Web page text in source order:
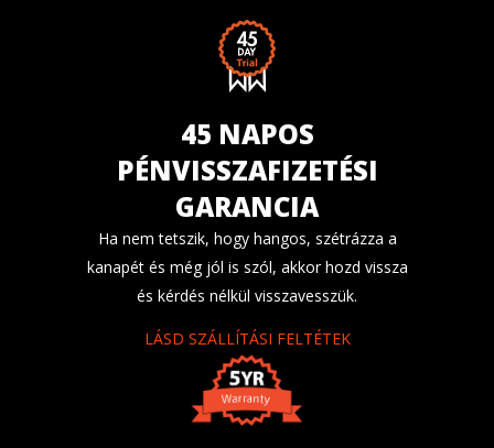
45 NAPOS
PÉNVISSZAFIZETÉSI
GARANCIA
Ha nem tetszik, hogy hangos, szétrázza a
kanapét és még jól is szól, akkor hozd vissza
és kérdés nélkül visszavesszük.
LÁSD SZÁLLÍTÁSI FELTÉTEK